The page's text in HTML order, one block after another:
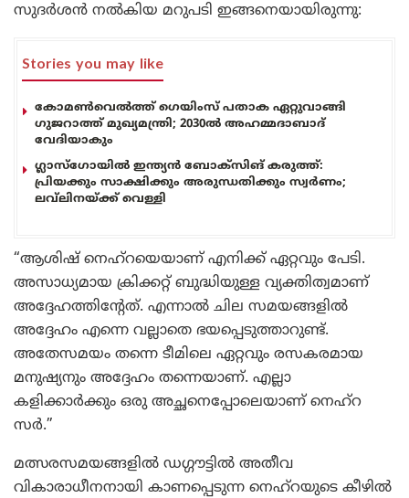
സുദർശൻ നൽകിയ മറുപടി ഇങ്ങനെയായിരുന്നു:
Stories you may like
കോമൺവെൽത്ത് ഗെയിംസ് പതാക ഏറ്റുവാങ്ങി
ഗുജറാത്ത് മുഖ്യമന്ത്രി; 2030ൽ അഹമ്മദാബാദ്
വേദിയാകും
ഗ്ലാസ്‌ഗോയിൽ ഇന്ത്യൻ ബോക്സിങ് കരുത്ത്:
പ്രിയക്കും സാക്ഷിക്കും അരുന്ധതിക്കും സ്വർണം;
ലവ്‌ലിനയ്ക്ക് വെള്ളി
“ആശിഷ് നെഹ്‌റയെയാണ് എനിക്ക് ഏറ്റവും പേടി.
അസാധ്യമായ ക്രിക്കറ്റ് ബുദ്ധിയുള്ള വ്യക്തിത്വമാണ്
അദ്ദേഹത്തിന്റേത്. എന്നാൽ ചില സമയങ്ങളിൽ
അദ്ദേഹം എന്നെ വല്ലാതെ ഭയപ്പെടുത്താറുണ്ട്.
അതേസമയം തന്നെ ടീമിലെ ഏറ്റവും രസകരമായ
മനുഷ്യനും അദ്ദേഹം തന്നെയാണ്. എല്ലാ
കളിക്കാർക്കും ഒരു അച്ഛനെപ്പോലെയാണ് നെഹ്റ
സർ.”
മത്സരസമയങ്ങളിൽ ഡഗ്ഗൗട്ടിൽ അതീവ
വികാരാധീനനായി കാണപ്പെടുന്ന നെഹ്‌റയുടെ കീഴിൽ